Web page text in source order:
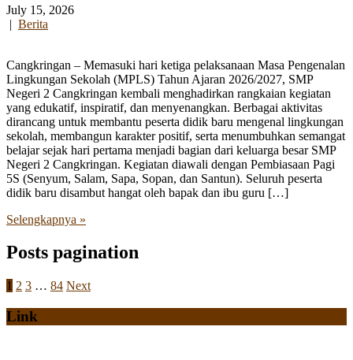
July 15, 2026
| Berita
Cangkringan – Memasuki hari ketiga pelaksanaan Masa Pengenalan
Lingkungan Sekolah (MPLS) Tahun Ajaran 2026/2027, SMP
Negeri 2 Cangkringan kembali menghadirkan rangkaian kegiatan
yang edukatif, inspiratif, dan menyenangkan. Berbagai aktivitas
dirancang untuk membantu peserta didik baru mengenal lingkungan
sekolah, membangun karakter positif, serta menumbuhkan semangat
belajar sejak hari pertama menjadi bagian dari keluarga besar SMP
Negeri 2 Cangkringan. Kegiatan diawali dengan Pembiasaan Pagi
5S (Senyum, Salam, Sapa, Sopan, dan Santun). Seluruh peserta
didik baru disambut hangat oleh bapak dan ibu guru […]
Selengkapnya »
Posts pagination
1 2 3 … 84 Next
Link